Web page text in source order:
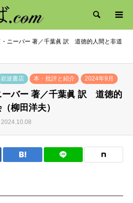
検索
・ニーバー 著／千葉眞 訳 道徳的人間と非道
岩波書店 本・批評と紹介 2024年9月
ーバー 著／千葉眞 訳 道徳的
柳田洋夫）